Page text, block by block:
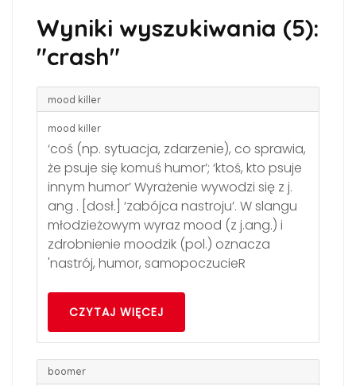
Wyniki wyszukiwania (5):
"crash"
mood killer
mood killer
‘coś (np. sytuacja, zdarzenie), co sprawia,
że psuje się komuś humor’; ‘ktoś, kto psuje
innym humor’ Wyrażenie wywodzi się z j.
ang . [dosł.] ‘zabójca nastroju’. W slangu
młodzieżowym wyraz mood (z j.ang.) i
zdrobnienie moodzik (pol.) oznacza
'nastrój, humor, samopoczucieR
CZYTAJ WIĘCEJ
boomer